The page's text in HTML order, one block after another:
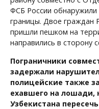
ФСБ России обнаружили
границы. Двое граждан
пришли пешком на
направились в сторону
Пограничники
задержали
полицейские также
ехавшего на лошади,
Узбекистана